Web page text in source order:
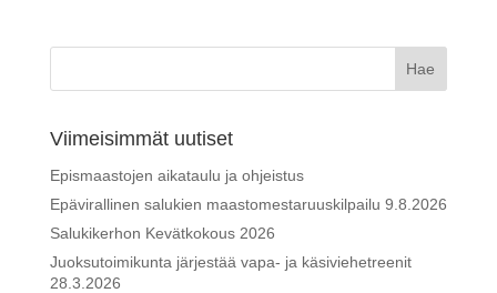
Viimeisimmät uutiset
Epismaastojen aikataulu ja ohjeistus
Epävirallinen salukien maastomestaruuskilpailu 9.8.2026
Salukikerhon Kevätkokous 2026
Juoksutoimikunta järjestää vapa- ja käsiviehetreenit
28.3.2026